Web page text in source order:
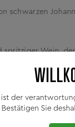
ist der
Bestätigen Sie
schwarzen
spritziger Wein,
schmeckt
Glas. Edle